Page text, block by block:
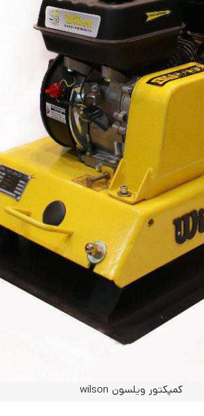
کمپکتور ویلسون wilson